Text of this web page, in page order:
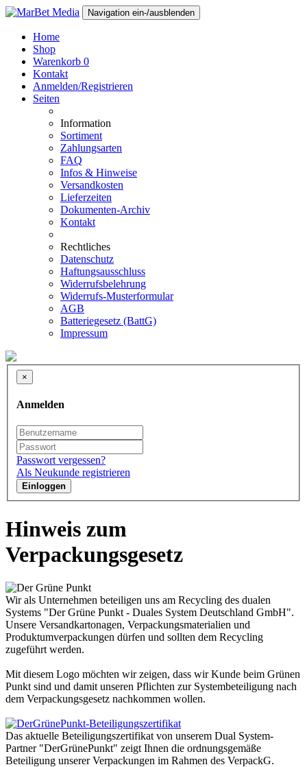
Navigation ein-/ausblenden
Home
Shop
Warenkorb 0
Kontakt
Anmelden/Registrieren
Seiten
Information
Sortiment
Zahlungsarten
FAQ
Infos & Hinweise
Versandkosten
Lieferzeiten
Dokumenten-Archiv
Kontakt
Rechtliches
Datenschutz
Haftungsausschluss
Widerrufsbelehrung
Widerrufs-Musterformular
AGB
Batteriegesetz (BattG)
Impressum
×
Anmelden
Passwort vergessen?
Als Neukunde registrieren
Einloggen
Hinweis zum
Verpackungsgesetz
Wir als Unternehmen beteiligen uns am Recycling des dualen
Systems "Der Grüne Punkt - Duales System Deutschland GmbH".
Unsere Versandkartonagen, Verpackungsmaterialien und
Produktumverpackungen dürfen und sollten dem Recycling
zugeführt werden.
Mit diesem Logo möchten wir zeigen, dass wir Kunde beim Grünen
Punkt sind und damit unseren Pflichten zur Systembeteiligung nach
dem Verpackungsgesetz nachkommen wollen.
Das aktuelle Beteiligungszertifikat von unserem Dual System-
Partner "DerGrünePunkt" zeigt Ihnen die ordnungsgemäße
Beteiligung unserer Verpackungen im Rahmen des VerpackG.